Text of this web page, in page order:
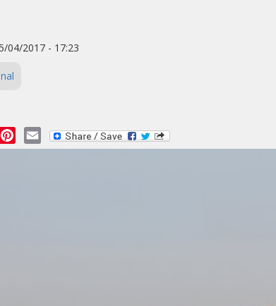
04/2017 - 17:23
Pinterest
Email